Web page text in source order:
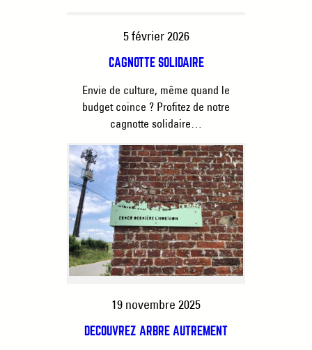
5 février 2026
CAGNOTTE SOLIDAIRE
Envie de culture, même quand le
budget coince ? Profitez de notre
cagnotte solidaire…
19 novembre 2025
DÉCOUVREZ ARBRE AUTREMENT